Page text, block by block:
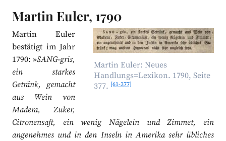
Martin Euler, 1790
Martin Euler: Neues
Handlungs=Lexikon. 1790, Seite
377. [61-377]
Martin Euler
bestätigt im Jahr
1790: »SANG-gris,
ein starkes
Getränk, gemacht
aus Wein von
Madera, Zuker,
Citronensaft, ein wenig Nägelein und Zimmet, ein
angenehmes und in den Inseln in Amerika sehr übliches